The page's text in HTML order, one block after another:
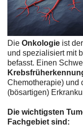
Die Onkologie ist
und spezialisiert mit
befasst. Einen
Chemotherapie) und
(bösartigen)
Die wichtigsten
Fachgebiet sind: